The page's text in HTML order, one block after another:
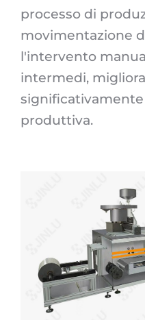
processo di
movimentazione
l'intervento
intermedi,
significativamente
produttiva.